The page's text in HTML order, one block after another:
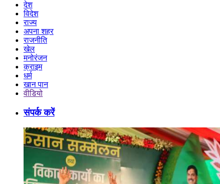
देश
विदेश
राज्य
अपना शहर
राजनीति
खेल
मनोरंजन
क्राइम
धर्म
खान पान
वीडियो
संपर्क करें